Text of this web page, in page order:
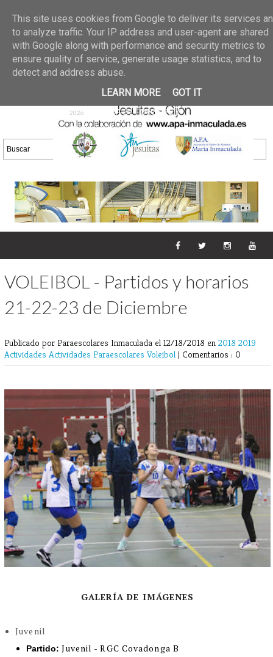
02 jun 2026
GALERIA DE FOTOS
30/05/2026
25 may 2026
GALERIA
DE FOTOS 23/05/2026
20 may
2026
GALERIA DE FOTOS
16/05/2026
DE FOTOS 09/05/2026
28 abr
2026
GALERIA DE FOTOS 25 Y
26/04/2026
VOLEIBOL - Partidos y horarios
21-22-23 de Diciembre
Publicado por Paraescolares Inmaculada el 12/18/2018 en 2018 2019
Actividades Actividades Paraescolares Voleibol | Comentarios : 0
GALERÍA DE IMÁGENES
Juvenil
Partido: Juvenil - RGC Covadonga B
This site uses cookies from Google to deliver its services
to analyze traffic. Your IP address and user-agent are shared
with Google along with performance and security metrics to
ensure quality of service, generate usage statistics, and to
detect and address abuse.
LEARN MORE
GOT IT